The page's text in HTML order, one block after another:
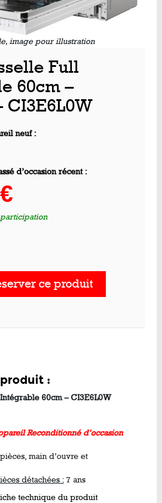
image pour illustration
Full
60cm –
CI3E6L0W
neuf :
d’occasion récent :
ce produit
:
60cm – CI3E6L0W
Reconditionné d’occasion
pièces, main d’ouvre et
détachées : 7 ans
technique du produit